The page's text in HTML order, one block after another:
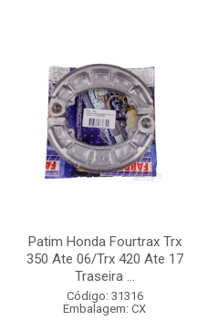
Patim Honda Fourtrax Trx
350 Ate 06/Trx 420 Ate 17
Traseira ...
Código: 31316
Embalagem: CX